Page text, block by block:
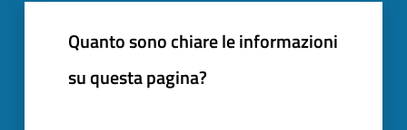
Quanto sono chiare le informazioni
su questa pagina?